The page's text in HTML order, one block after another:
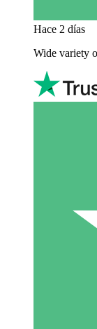
Hace 2 días
Wide variety